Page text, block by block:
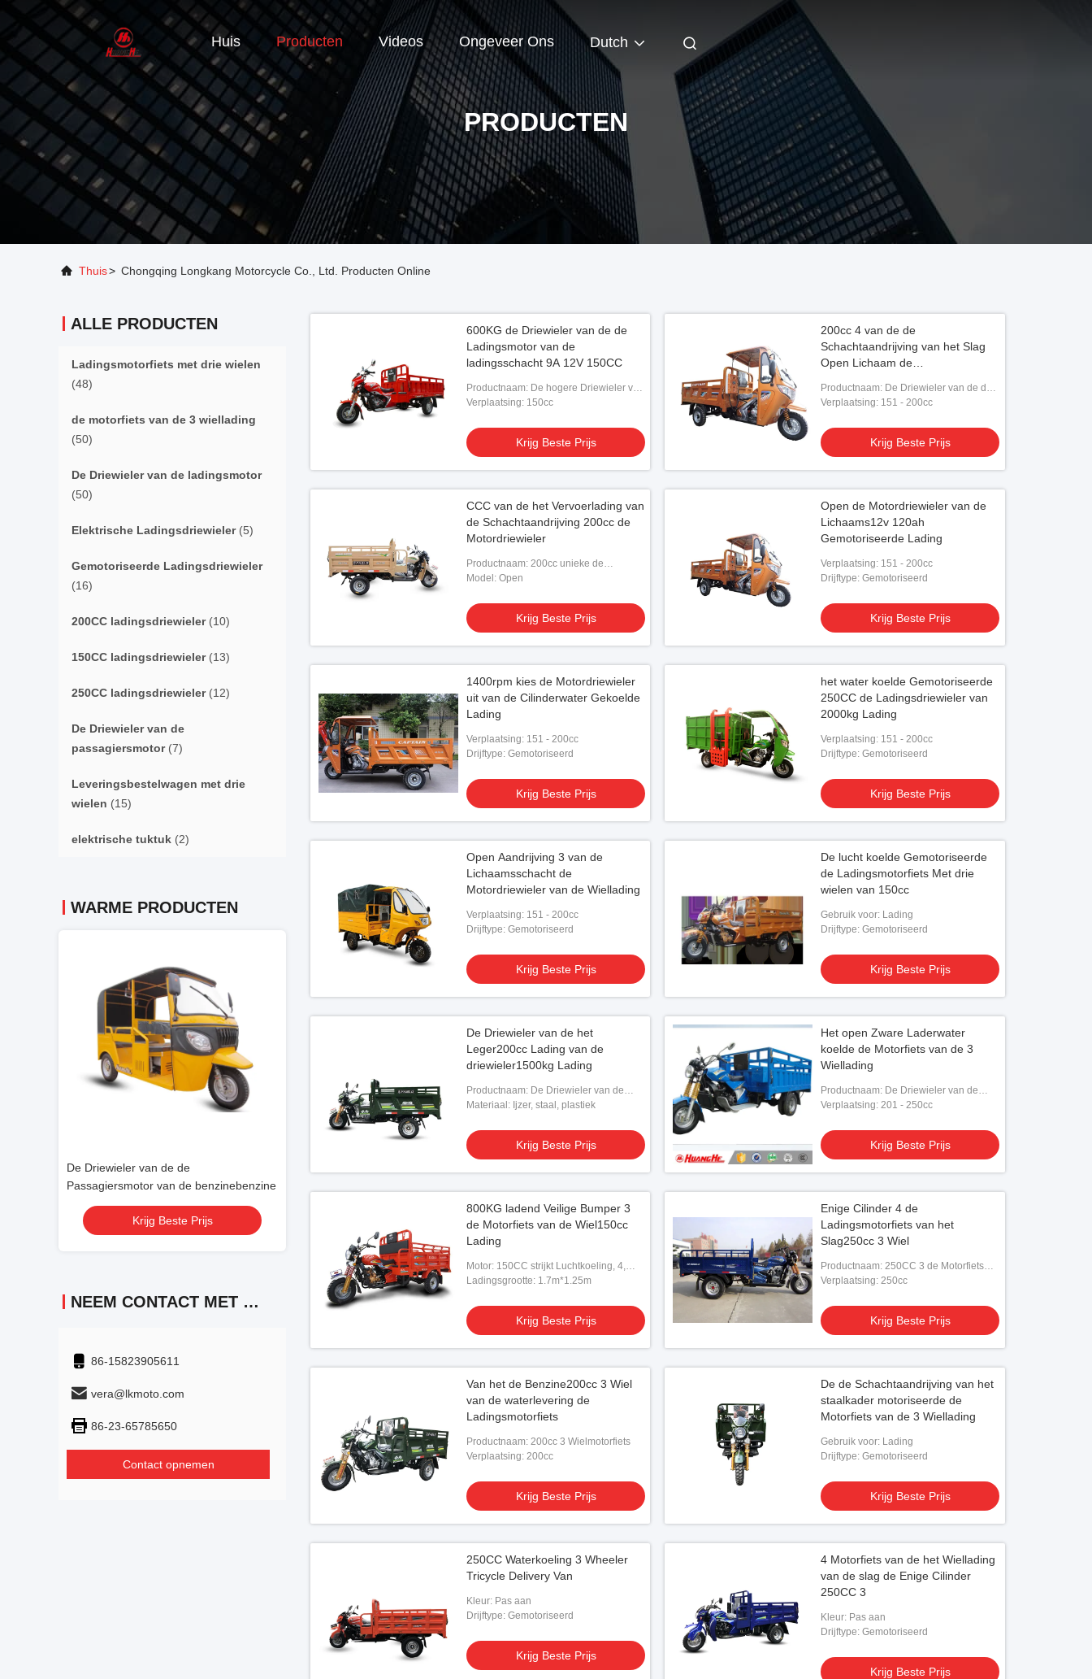
Huis Producten Videos Ongeveer Ons Dutch
PRODUCTEN
Thuis> Chongqing Longkang Motorcycle Co., Ltd. Producten Online
ALLE PRODUCTEN
Ladingsmotorfiets met drie wielen
(48)
de motorfiets van de 3 wiellading
(50)
De Driewieler van de ladingsmotor
(50)
Elektrische Ladingsdriewieler(5)
Gemotoriseerde Ladingsdriewieler
(16)
200CC ladingsdriewieler(10)
150CC ladingsdriewieler(13)
250CC ladingsdriewieler(12)
De Driewieler van de
passagiersmotor(7)
Leveringsbestelwagen met drie
wielen (15)
elektrische tuktuk (2)
WARME PRODUCTEN
De Driewieler van de de
Passagiersmotor van de benzinebenzine
Krijg Beste Prijs
NEEM CONTACT MET ONS OP
86-15823905611
vera@lkmoto.com
86-23-65785650
Contact opnemen
600KG de Driewieler van de de
Ladingsmotor van de
ladingsschacht 9A 12V 150CC
Productnaam: De hogere Driewieler van
de de Ladingsmotor van de
Verplaatsing: 150cc
Krijg Beste Prijs
200cc 4 van de de
Schachtaandrijving van het Slag
Open Lichaam de
wielen
Productnaam: De Driewieler van de de
Ladingsmotor van de
Verplaatsing: 151 - 200cc
Krijg Beste Prijs
CCC van de het Vervoerlading van
de Schachtaandrijving 200cc de
Motordriewieler
Productnaam: 200cc unieke de
Motordriewieler van de Vervoerlading
Model: Open
Krijg Beste Prijs
Open de Motordriewieler van de
Lichaams12v 120ah
Gemotoriseerde Lading
Verplaatsing: 151 - 200cc
Drijftype: Gemotoriseerd
Krijg Beste Prijs
1400rpm kies de Motordriewieler
uit van de Cilinderwater Gekoelde
Lading
Verplaatsing: 151 - 200cc
Drijftype: Gemotoriseerd
Krijg Beste Prijs
het water koelde Gemotoriseerde
250CC de Ladingsdriewieler van
2000kg Lading
Verplaatsing: 151 - 200cc
Drijftype: Gemotoriseerd
Krijg Beste Prijs
Open Aandrijving 3 van de
Lichaamsschacht de
Motordriewieler van de Wiellading
Verplaatsing: 151 - 200cc
Drijftype: Gemotoriseerd
Krijg Beste Prijs
De lucht koelde Gemotoriseerde
de Ladingsmotorfiets Met drie
wielen van 150cc
Gebruik voor: Lading
Drijftype: Gemotoriseerd
Krijg Beste Prijs
De Driewieler van de het
Leger200cc Lading van de
driewieler1500kg Lading
Productnaam: De Driewieler van de
leger200cc Lading
Materiaal: Ijzer, staal, plastiek
Krijg Beste Prijs
Het open Zware Laderwater
koelde de Motorfiets van de 3
Wiellading
Productnaam: De Driewieler van de
ladingsmotor
Verplaatsing: 201 - 250cc
Krijg Beste Prijs
800KG ladend Veilige Bumper 3
de Motorfiets van de Wiel150cc
Lading
Motor: 150CC strijkt Luchtkoeling, 4,
kiest Cilinder uit
Ladingsgrootte: 1.7m*1.25m
Krijg Beste Prijs
Enige Cilinder 4 de
Ladingsmotorfiets van het
Slag250cc 3 Wiel
Productnaam: 250CC 3 de Motorfiets
van de Wiellading
Verplaatsing: 250cc
Krijg Beste Prijs
Van het de Benzine200cc 3 Wiel
van de waterlevering de
Ladingsmotorfiets
Productnaam: 200cc 3 Wielmotorfiets
Verplaatsing: 200cc
Krijg Beste Prijs
De de Schachtaandrijving van het
staalkader motoriseerde de
Motorfiets van de 3 Wiellading
Gebruik voor: Lading
Drijftype: Gemotoriseerd
Krijg Beste Prijs
250CC Waterkoeling 3 Wheeler
Tricycle Delivery Van
Kleur: Pas aan
Drijftype: Gemotoriseerd
Krijg Beste Prijs
4 Motorfiets van de het Wiellading
van de slag de Enige Cilinder
250CC 3
Kleur: Pas aan
Drijftype: Gemotoriseerd
Krijg Beste Prijs